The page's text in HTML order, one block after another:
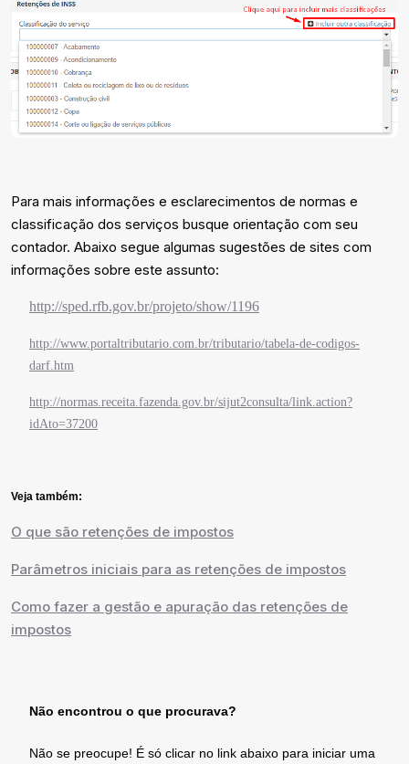
Para mais informações e esclarecimentos de normas e
classificação dos serviços busque orientação com seu
contador. Abaixo segue algumas sugestões de sites com
informações sobre este assunto:
http://sped.rfb.gov.br/projeto/show/1196
http://www.portaltributario.com.br/tributario/tabela-de-codigos-
darf.htm
http://normas.receita.fazenda.gov.br/sijut2consulta/link.action?
idAto=37200
Veja também:
O que são retenções de impostos
Parâmetros iniciais para as retenções de impostos
Como fazer a gestão e apuração das retenções de
impostos
Não encontrou o que procurava?
Não se preocupe! É só clicar no link abaixo para iniciar uma